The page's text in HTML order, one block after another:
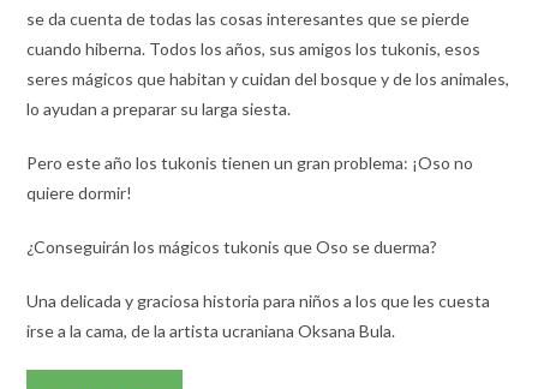
se da cuenta de todas las cosas interesantes que se pierde
cuando hiberna. Todos los años, sus amigos los tukonis, esos
seres mágicos que habitan y cuidan del bosque y de los animales,
lo ayudan a preparar su larga siesta.
Pero este año los tukonis tienen un gran problema: ¡Oso no
quiere dormir!
¿Conseguirán los mágicos tukonis que Oso se duerma?
Una delicada y graciosa historia para niños a los que les cuesta
irse a la cama, de la artista ucraniana Oksana Bula.